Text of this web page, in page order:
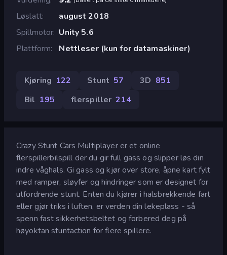
Løslatt
august 2018
Spillmotor Unity 5.6
Plattform
Nettleser (kun for datamaskiner)
Kjøring 122 Stunt 57 3D 851
Bil 195 flerspiller 214
Crazy Stunt Cars Multiplayer er et online
flerspillerbilspill der du gir full gass og slipper løs din
indre våghals. Gi gass og kjør over store, åpne kart fylt
med ramper, sløyfer og hindringer som er designet for
utfordrende stunt. Enten du kjører i halsbrekkende fart
eller gjør triks i luften, er verden din lekeplass - så
spenn fast sikkerhetsbeltet og forbered deg på
høyoktan stuntaction for flere spillere.